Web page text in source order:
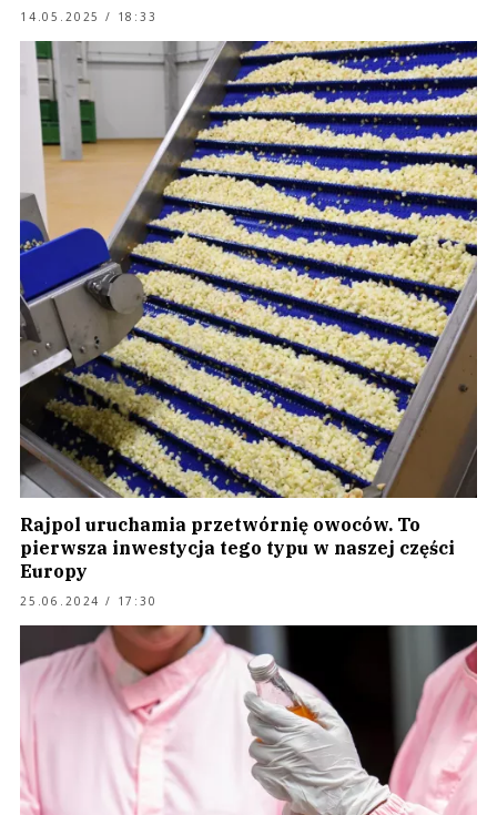
14.05.2025 / 18:33
Rajpol uruchamia przetwórnię owoców. To
pierwsza inwestycja tego typu w naszej części
Europy
25.06.2024 / 17:30